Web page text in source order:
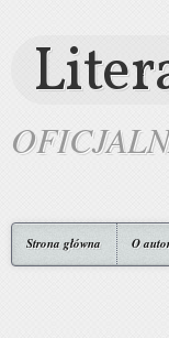
Strona główna O